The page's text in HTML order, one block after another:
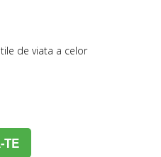
de viata a celor
TE